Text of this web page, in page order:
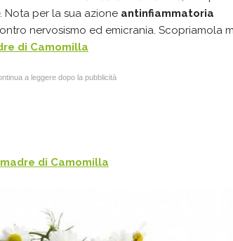
. Nota per la sua azione antinfiammatoria
nervosismo ed emicrania. Scopriamola
di Camomilla
a leggere dopo la pubblicità
di Camomilla